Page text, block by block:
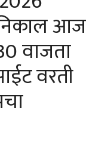
आज
वाजता
वरती